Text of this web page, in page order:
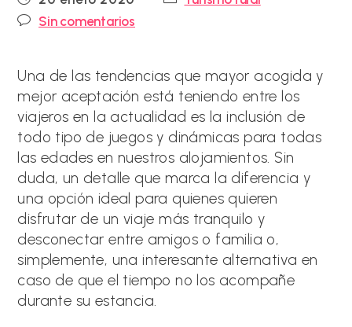
de
la
Comentarios
Sin comentarios
Una de las tendencias que mayor acogida y
mejor aceptación está teniendo entre los
viajeros en la actualidad es la inclusión de
todo tipo de juegos y dinámicas para todas
las edades en nuestros alojamientos. Sin
duda, un detalle que marca la diferencia y
una opción ideal para quienes quieren
disfrutar de un viaje más tranquilo y
desconectar entre amigos o familia o,
simplemente, una interesante alternativa en
caso de que el tiempo no los acompañe
durante su estancia.